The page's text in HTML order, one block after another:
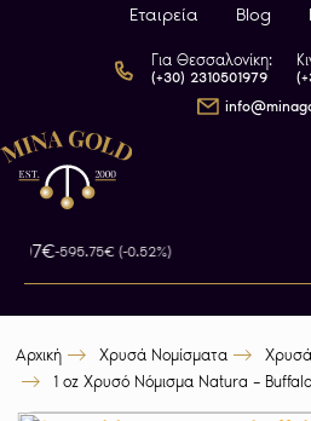
Εταιρεία Blog
Για Θεσσαλονίκη:
(+30) 2310501979
-595.75€ (-0.52%)
Αρχική Χρυσά Νομίσματα
1 oz Χρυσό Νόμισμα Natura –